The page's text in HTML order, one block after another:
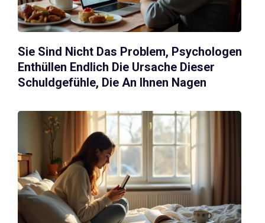
Sie Sind Nicht Das Problem, Psychologen
Enthüllen Endlich Die Ursache Dieser
Schuldgefühle, Die An Ihnen Nagen